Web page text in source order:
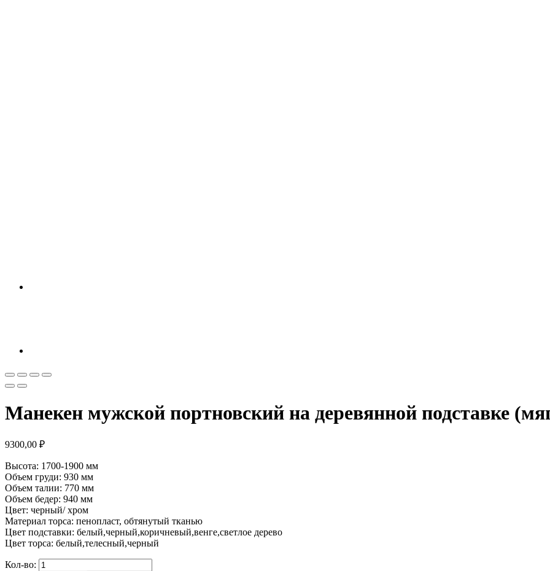
Манекен мужской портновский на деревянной подставке
9300,00 ₽
Высота: 1700-1900 мм
Объем груди: 930 мм
Объем талии: 770 мм
Объем бедер: 940 мм
Цвет: черный/ хром
Материал торса: пенопласт, обтянутый тканью
Цвет подставки: белый,черный,коричневый,венге,светлое дерево
Цвет торса: белый,телесный,черный
Кол-во: